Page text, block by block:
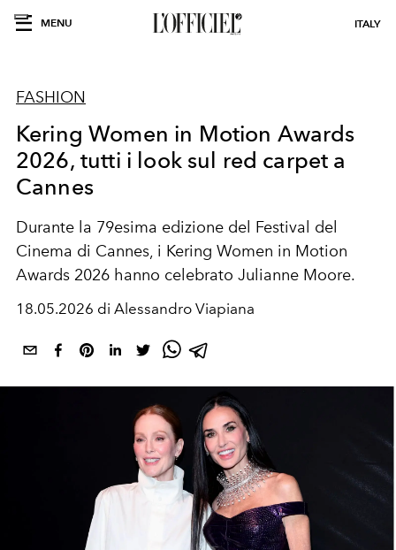
MENU ITALY
FASHION
Kering Women in Motion Awards
2026, tutti i look sul red carpet a
Cannes
Durante la 79esima edizione del Festival del
Cinema di Cannes, i Kering Women in Motion
Awards 2026 hanno celebrato Julianne Moore.
18.05.2026 di Alessandro Viapiana